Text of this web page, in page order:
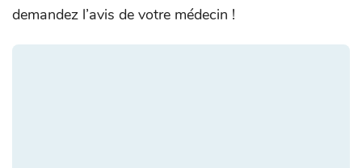
demandez l’avis de votre médecin !